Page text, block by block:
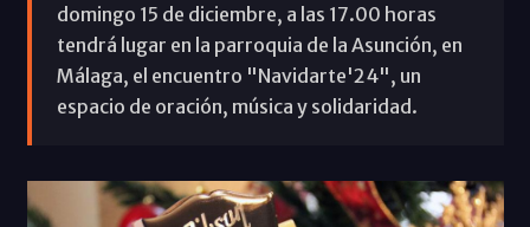
domingo 15 de diciembre, a las 17.00 horas
tendrá lugar en la parroquia de la Asunción, en
Málaga, el encuentro "Navidarte'24", un
espacio de oración, música y solidaridad.